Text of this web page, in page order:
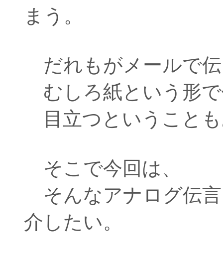
まう。
だれもがメールで
むしろ紙という形
目立つということ
そこで今回は、
そんなアナログ伝
介したい。